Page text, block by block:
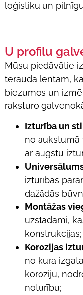
loģistiku un
U profilu
Mūsu piedāvātie
tērauda lentām,
biezumos un
raksturo
Izturība un
no aukstumā
ar augstu
izturības
dažādās
Montāžas
uzstādāmi,
konstrukcijas;
Korozijas
no kura
koroziju,
noturību;